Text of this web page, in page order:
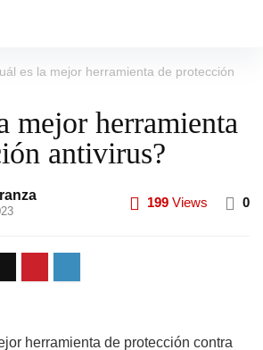
es la mejor herramienta de protección
mejor herramienta
antivirus?
199 Views 0